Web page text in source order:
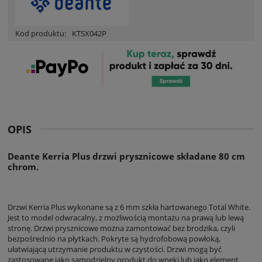
Kod produktu: KTSX042P
OPIS
Deante Kerria Plus drzwi prysznicowe składane 80 cm
chrom.
Drzwi Kerria Plus wykonane są z 6 mm szkła hartowanego Total White.
Jest to model odwracalny, z możliwością montażu na prawą lub lewą
stronę. Drzwi prysznicowe można zamontować bez brodzika, czyli
bezpośrednio na płytkach. Pokryte są hydrofobową powłoką,
ułatwiającą utrzymanie produktu w czystości. Drzwi mogą być
zastosowane jako samodzielny produkt do wnęki lub jako element